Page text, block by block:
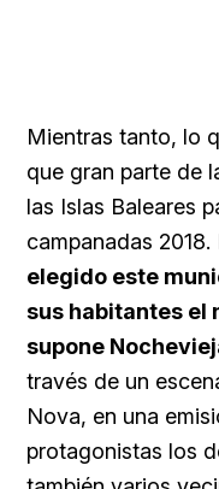
Mientras tanto, lo
que gran parte de
las Islas Baleares
campanadas
elegido este
sus habitantes el
supone
través de un
Nova, en una
protagonistas los